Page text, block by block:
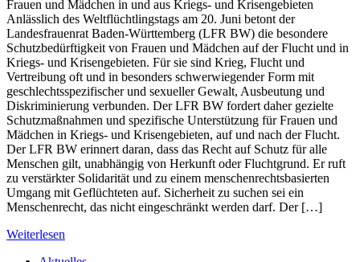
Frauen und Mädchen in und aus Kriegs- und Krisengebieten
Anlässlich des Weltflüchtlingstags am 20. Juni betont der
Landesfrauenrat Baden-Württemberg (LFR BW) die besondere
Schutzbedürftigkeit von Frauen und Mädchen auf der Flucht und in
Kriegs- und Krisengebieten. Für sie sind Krieg, Flucht und
Vertreibung oft und in besonders schwerwiegender Form mit
geschlechtsspezifischer und sexueller Gewalt, Ausbeutung und
Diskriminierung verbunden. Der LFR BW fordert daher gezielte
Schutzmaßnahmen und spezifische Unterstützung für Frauen und
Mädchen in Kriegs- und Krisengebieten, auf und nach der Flucht.
Der LFR BW erinnert daran, dass das Recht auf Schutz für alle
Menschen gilt, unabhängig von Herkunft oder Fluchtgrund. Er ruft
zu verstärkter Solidarität und zu einem menschenrechtsbasierten
Umgang mit Geflüchteten auf. Sicherheit zu suchen sei ein
Menschenrecht, das nicht eingeschränkt werden darf. Der […]
Weiterlesen